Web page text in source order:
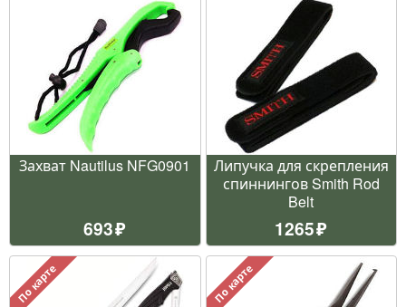
Захват Nautilus NFG0901
693
Липучка для скрепления
спиннингов Smith Rod
Belt
1265
По карте По карте